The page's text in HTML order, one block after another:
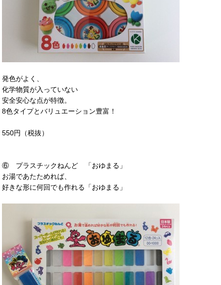
発色がよく、
化学物質が入っていない
安全安心な点が特徴。
8色タイプとバリュエーション豊富！
550円（税抜）
⑥ プラスチックねんど 「おゆまる」
お湯であたためれば、
好きな形に何回でも作れる「おゆまる」